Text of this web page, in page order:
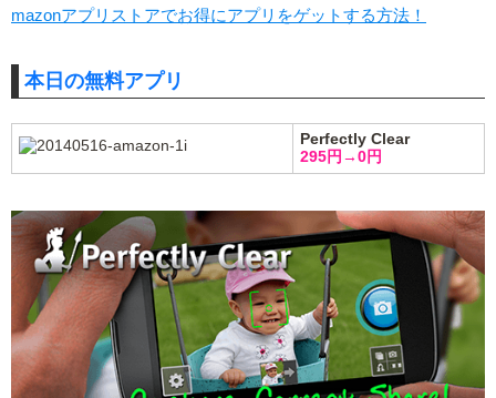
mazonアプリストアでお得にアプリをゲットする方法！
本日の無料アプリ
Perfectly Clear
295円→0円